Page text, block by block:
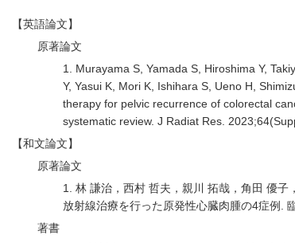
【英語論文】
原著論文
1. Murayama S, Yamada S, Hiroshima Y,
Y, Yasui K, Mori K, Ishihara S, Ueno H,
therapy for pelvic recurrence of colorectal
systematic review. J Radiat Res.
【和文論文】
原著論文
1. 林 謙治，西村 哲夫，親川 拓哉，角田 優
放射線治療を行った原発性心臓肉腫の4症例.
著書